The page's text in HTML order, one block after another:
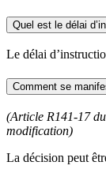
Quel est le délai
Le délai
Comment se
(Article R141-17
modification)
La décision peut